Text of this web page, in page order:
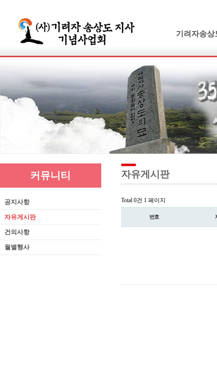
기려자송상
연보 및 가계
기려수필집
생애와사상
유묵과유품
연혁지
추모의글
커뮤니티
공지사항
자유게시판
건의사항
월별행사
자유게시판
Total 0건 1 페이지
번호